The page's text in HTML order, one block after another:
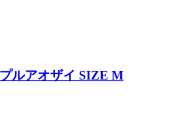
ルアオザイ SIZE M